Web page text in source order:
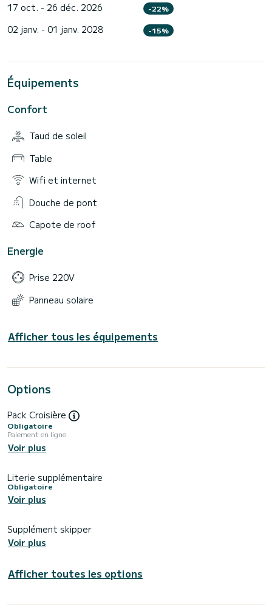
17 oct. - 26 déc. 2026 -22%
02 janv. - 01 janv. 2028 -15%
Équipements
Confort
Taud de soleil
Table
Wifi et internet
Douche de pont
Capote de roof
Energie
Prise 220V
Panneau solaire
Afficher tous les équipements
Options
Pack Croisière
Obligatoire
Paiement en ligne
Voir plus
Literie supplémentaire
Obligatoire
Voir plus
Supplément skipper
Voir plus
Afficher toutes les options